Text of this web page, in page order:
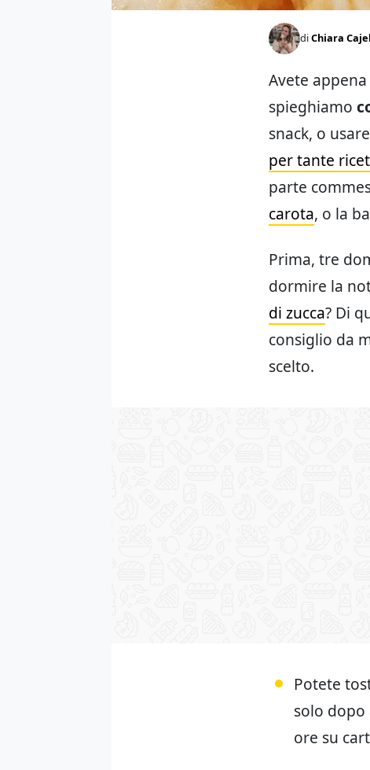
diChiara
Avete
spieghiamo
snack, o
per tante
parte
carota, o la
Prima, tre
dormire la
di zucca? Di
consiglio da
scelto.
Potete
solo dopo
ore su